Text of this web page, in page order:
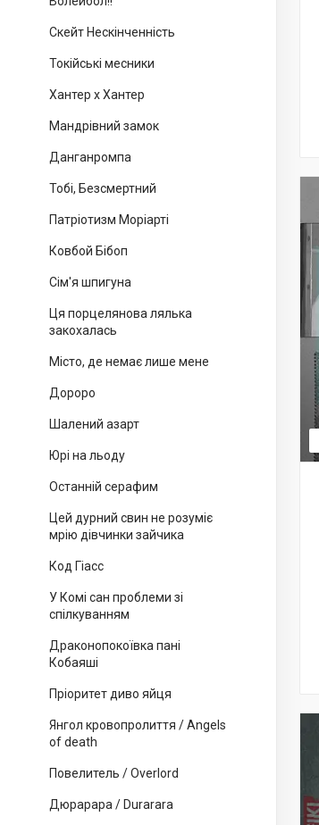
Скейт Нескінченність
Токійські месники
Хантер х Хантер
Мандрівний замок
Данганромпа
Тобі, Безсмертний
Патріотизм Моріарті
Ковбой Бібоп
Сім'я шпигуна
Ця порцелянова лялька
закохалась
Місто, де немає лише мене
Дороро
Шалений азарт
Юрі на льоду
Останній серафим
Цей дурний свин не розуміє
мрію дівчинки зайчика
Код Гіасс
У Комі сан проблеми зі
спілкуванням
Драконопокоївка пані
Кобаяші
Пріоритет диво яйця
Янгол кровопролиття / Angels
of death
Повелитель / Overlord
Дюрарара / Durarara